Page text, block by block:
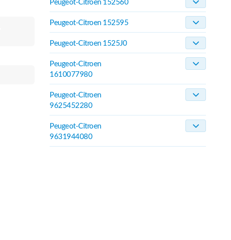
Peugeot-Citroen 152560
Peugeot-Citroen 152595
Peugeot-Citroen 1525J0
Peugeot-Citroen
1610077980
Peugeot-Citroen
9625452280
Peugeot-Citroen
9631944080